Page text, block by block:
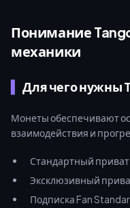
Понимание
механики
Для чего нужны
Монеты обеспечивают
взаимодействия и
Стандартный
Эксклюзивный
Подписка Fan